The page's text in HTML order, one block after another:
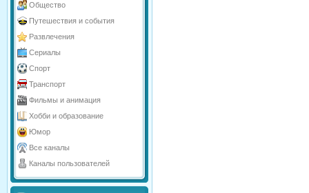
Общество
Путешествия и события
Развлечения
Сериалы
Спорт
Транспорт
Фильмы и анимация
Хобби и образование
Юмор
Все каналы
Каналы пользователей